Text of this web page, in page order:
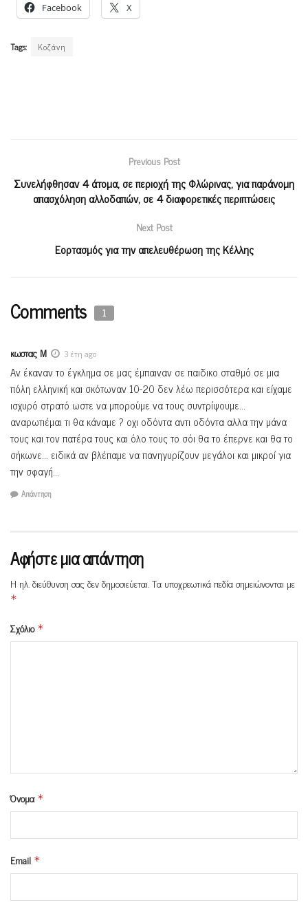
Facebook X
Tags: Κοζάνη
Previous Post
Συνελήφθησαν 4 άτομα, σε περιοχή της Φλώρινας, για παράνομη
απασχόληση αλλοδαπών, σε 4 διαφορετικές περιπτώσεις
Next Post
Εορτασμός για την απελευθέρωση της Κέλλης
Comments 1
κωστας Μ 3 έτη ago
Αν έκαναν το έγκλημα σε μας έμπαιναν σε παιδικο σταθμό σε μια
πόλη ελληνική και σκότωναν 10-20 δεν λέω περισσότερα και είχαμε
ισχυρό στρατό ωστε να μπορούμε να τους συντρίψουμε…
αναρωτιέμαι τι θα κάναμε ? οχι οδόντα αντι οδόντα αλλα την μάνα
τους και τον πατέρα τους και όλο τους το σόι θα το έπερνε και θα το
σήκωνε… ειδικά αν βλέπαμε να πανηγυρίζουν μεγάλοι και μικροί για
την σφαγή…
Απάντηση
Αφήστε μια απάντηση
Η ηλ. διεύθυνση σας δεν δημοσιεύεται.Τα υποχρεωτικά πεδία σημειώνονται με
*
Σχόλιο *
Όνομα *
Email *